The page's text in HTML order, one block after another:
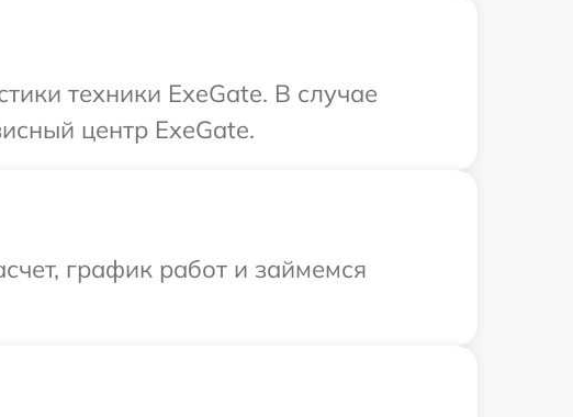
техники ExeGate. В случае
центр ExeGate.
график работ и займемся